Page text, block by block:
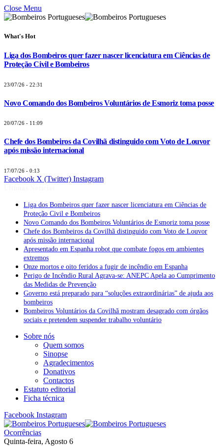
Close Menu
What's Hot
Liga dos Bombeiros quer fazer nascer licenciatura em Ciências de
Proteção Civil e Bombeiros
23/07/26 - 22:31
Novo Comando dos Bombeiros Voluntários de Esmoriz toma posse
20/07/26 - 11:09
Chefe dos Bombeiros da Covilhã distinguido com Voto de Louvor
após missão internacional
17/07/26 - 0:13
Facebook X (Twitter) Instagram
Liga dos Bombeiros quer fazer nascer licenciatura em Ciências de
Proteção Civil e Bombeiros
Novo Comando dos Bombeiros Voluntários de Esmoriz toma posse
Chefe dos Bombeiros da Covilhã distinguido com Voto de Louvor
após missão internacional
Apresentado em Espanha robot que combate fogos em ambientes
extremos
Onze mortos e oito feridos a fugir de incêndio em Espanha
Perigo de Incêndio Rural Agrava-se: ANEPC Apela ao Cumprimento
das Medidas de Prevenção
Governo está preparado para “soluções extraordinárias” de ajuda aos
bombeiros
Bombeiros Voluntários da Covilhã mostram desagrado com órgãos
sociais e pretendem suspender trabalho voluntário
Sobre nós
Quem somos
Sinopse
Agradecimentos
Donativos
Contactos
Estatuto editorial
Ficha técnica
Facebook Instagram
Ocorrências
Quinta-feira, Agosto 6